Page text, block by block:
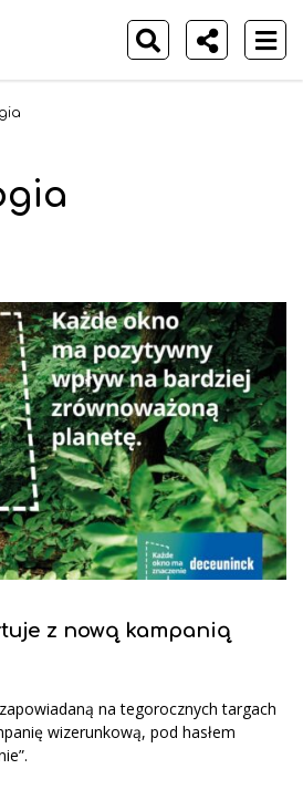
z nową kampanią
na tegorocznych targach
wizerunkową, pod hasłem